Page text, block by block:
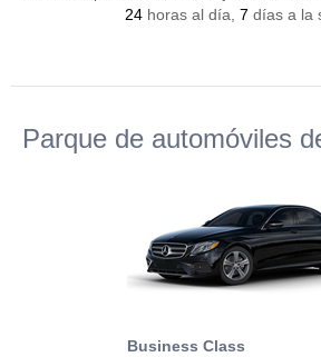
24 horas al día, 7 días a la
Parque de automóviles
Business Class